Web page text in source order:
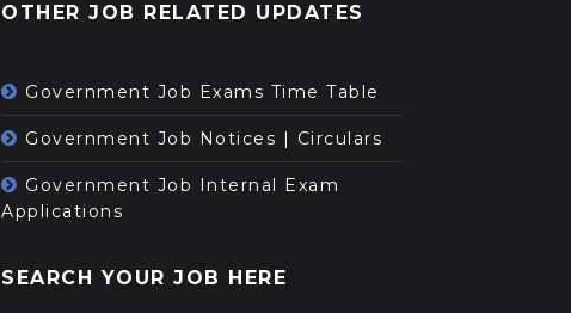
OTHER JOB RELATED UPDATES
Government Job Exams Time Table
Government Job Notices | Circulars
Government Job Internal Exam
Applications
SEARCH YOUR JOB HERE